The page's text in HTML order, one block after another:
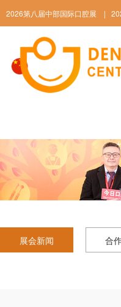
2026第八届中部国际口腔展 |
展会新闻 合